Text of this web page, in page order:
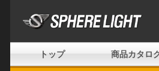
トップ 商品カタロ